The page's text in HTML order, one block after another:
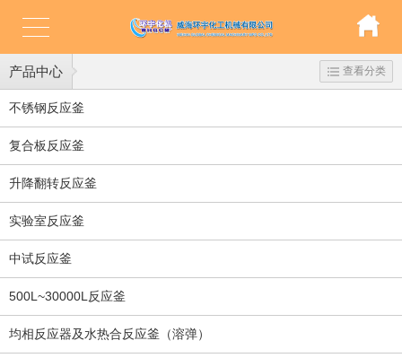
产品中心 查看分类
不锈钢反应釜
复合板反应釜
升降翻转反应釜
实验室反应釜
中试反应釜
500L~30000L反应釜
均相反应器及水热合反应釜（溶弹）